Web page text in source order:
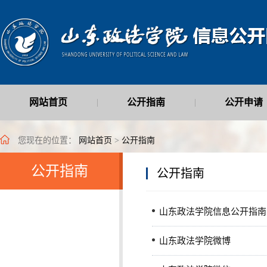
网站首页 公开指南 公开申请
最新公开信息 |
您现在的位置： 网站首页 > 公开指南
公开指南 公开指南
山东政法学院信息公开指南
山东政法学院微博